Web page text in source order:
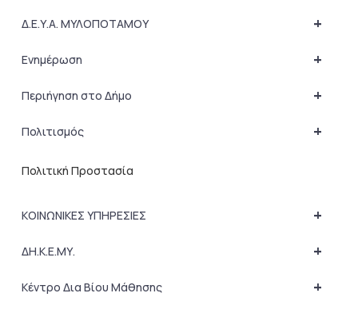
+
Δ.Ε.Υ.Α. ΜΥΛΟΠΟΤΑΜΟΥ
+
Ενημέρωση
+
Περιήγηση στο Δήμο
+
Πολιτισμός
Πολιτική Προστασία
+
ΚΟΙΝΩΝΙΚΕΣ ΥΠΗΡΕΣΙΕΣ
+
ΔΗ.Κ.Ε.ΜΥ.
+
Κέντρο Δια Βίου Μάθησης